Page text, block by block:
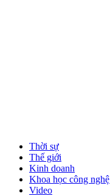
Thời sự
Thế giới
Kinh doanh
Khoa học công nghệ
Video